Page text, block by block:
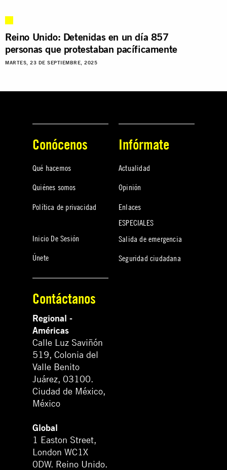
Reino Unido: Detenidas en un día 857
personas que protestaban pacíficamente
MARTES, 23 DE SEPTIEMBRE, 2025
Conócenos
Qué hacemos
Quiénes somos
Política de privacidad
Inicio De Sesión
Únete
Infórmate
Actualidad
Opinión
Enlaces
ESPECIALES
Salida de emergencia
Seguridad ciudadana
Contáctanos
Regional -
Américas
Calle Luz Saviñón
519, Colonia del
Valle Benito
Juárez, 03100.
Ciudad de México,
México
Global
1 Easton Street,
London WC1X
0DW. Reino Unido.